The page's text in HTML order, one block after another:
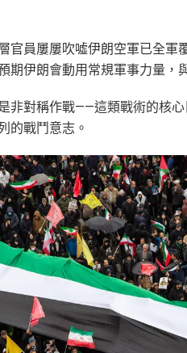
官員屢屢吹噓伊朗空軍已全軍
期伊朗會動用常規軍事力量，
非對稱作戰——這類戰術的核
的戰鬥意志。